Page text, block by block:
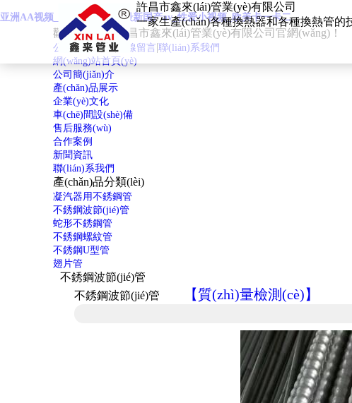
亚洲AA视频_丝袜久久久久_最新国产av_性爱小视频_欧美卡一卡二
歡迎來(lái)到許昌市鑫來(lái)管業(yè)有限公司官網(wǎng)！
公司簡(jiǎn)介|在線留言|聯(lián)系我們
許昌市鑫來(lái)管業(yè)有限公司
一家生產(chǎn)各種換熱器和各種換熱管的
網(wǎng)站首頁(yè)
公司簡(jiǎn)介
產(chǎn)品展示
企業(yè)文化
車(chē)間設(shè)備
售后服務(wù)
合作案例
新聞資訊
聯(lián)系我們
產(chǎn)品分類(lèi)
凝汽器用不銹鋼管
不銹鋼波節(jié)管
蛇形不銹鋼管
不銹鋼螺紋管
不銹鋼U型管
翅片管
不銹鋼波節(jié)管
不銹鋼波節(jié)管 【質(zhì)量檢測(cè)】